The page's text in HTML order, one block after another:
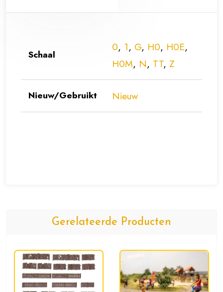
Schaal
0, 1, G, H0, H0E,
H0M, N, TT, Z
Nieuw/Gebruikt Nieuw
Gerelateerde Producten